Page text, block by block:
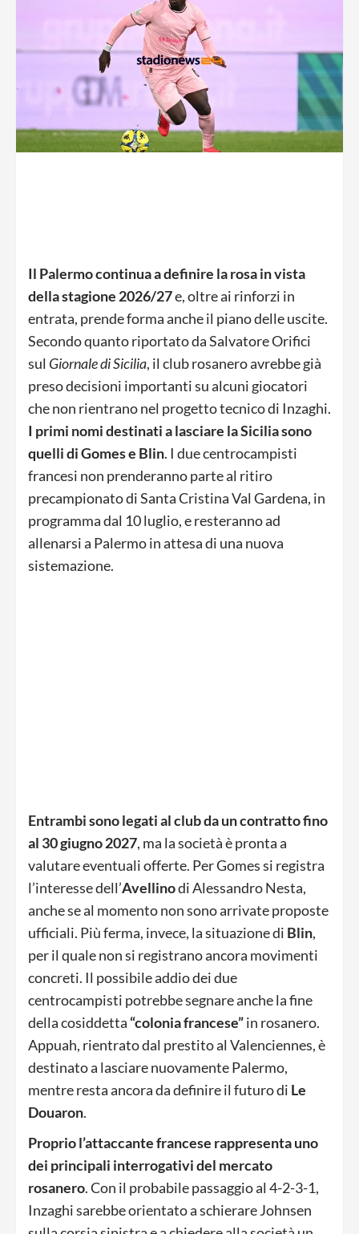
Il Palermo continua a definire la rosa in vista
della stagione 2026/27e, oltre ai rinforzi in
entrata, prende forma anche il piano delle uscite.
Secondo quanto riportato da Salvatore Orifici
sul Giornale di Sicilia, il club rosanero avrebbe già
preso decisioni importanti su alcuni giocatori
che non rientrano nel progetto tecnico di Inzaghi.
I primi nomi destinati a lasciare la Sicilia sono
quelli di Gomes e Blin. I due centrocampisti
francesi non prenderanno parte al ritiro
precampionato di Santa Cristina Val Gardena, in
programma dal 10 luglio, e resteranno ad
allenarsi a Palermo in attesa di una nuova
sistemazione.
Entrambi sono legati al club da un contratto fino
al 30 giugno 2027, ma la società è pronta a
valutare eventuali offerte. Per Gomes si registra
l’interesse dell’Avellinodi Alessandro Nesta,
anche se al momento non sono arrivate proposte
ufficiali. Più ferma, invece, la situazione di Blin,
per il quale non si registrano ancora movimenti
concreti. Il possibile addio dei due
centrocampisti potrebbe segnare anche la fine
della cosiddetta “colonia francese”in rosanero.
Appuah, rientrato dal prestito al Valenciennes, è
destinato a lasciare nuovamente Palermo,
mentre resta ancora da definire il futuro di Le
Douaron.
Proprio l’attaccante francese rappresenta uno
dei principali interrogativi del mercato
rosanero. Con il probabile passaggio al 4-2-3-1,
Inzaghi sarebbe orientato a schierare Johnsen